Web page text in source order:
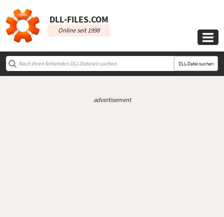
DLL‑FILES.COM
Online seit 1998

DLL-Datei suchen
advertisement